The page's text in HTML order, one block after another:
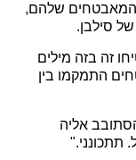
המאבטחים שלהם,
סילבן.
זה בזה מילים
התמקמו בין
אליה
תתכונני."